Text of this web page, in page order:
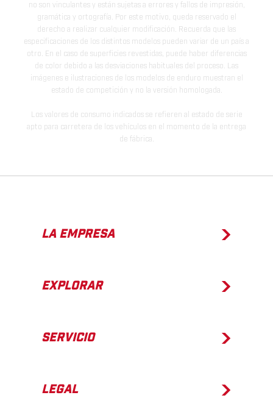
no son vinculantes y están sujetas a errores y fallos de impresión,
gramática y ortografía. Por este motivo, queda reservado el
derecho a realizar cualquier modificación. Recuerda que las
especificaciones de los distintos modelos pueden variar de un país a
otro. En el caso de superficies revestidas, puede haber diferencias
de color debido a las desviaciones habituales del proceso. Las
imágenes e ilustraciones de los modelos de enduro muestran el
estado de competición y no la versión homologada.
Los valores de consumo indicados se refieren al estado de serie
apto para carretera de los vehículos en el momento de la entrega
de fábrica.
LA EMPRESA
EXPLORAR
SERVICIO
LEGAL